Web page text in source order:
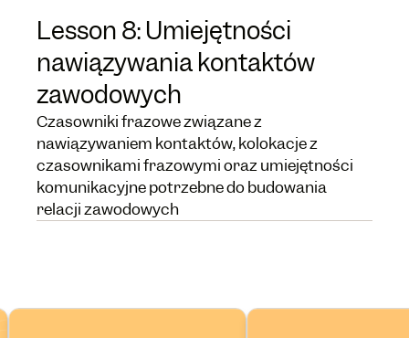
Lesson 8: Umiejętności
nawiązywania kontaktów
zawodowych
Czasowniki frazowe związane z
nawiązywaniem kontaktów, kolokacje z
czasownikami frazowymi oraz umiejętności
komunikacyjne potrzebne do budowania
relacji zawodowych